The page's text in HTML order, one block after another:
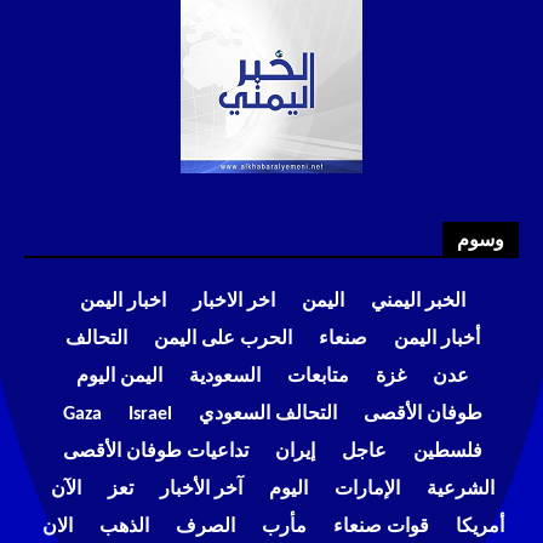
وسوم
الخبر اليمني اليمن اخر الاخبار
اخبار اليمن
أخبار اليمن
صنعاء الحرب على اليمن
التحالف
عدن
غزة متابعات السعودية
اليمن اليوم
طوفان الأقصى
التحالف السعودي Israel
Gaza
فلسطين
عاجل إيران
تداعيات طوفان الأقصى
الشرعية
الإمارات اليوم آخر الأخبار تعز
الآن
أمريكا
قوات صنعاء مأرب الصرف الذهب الان